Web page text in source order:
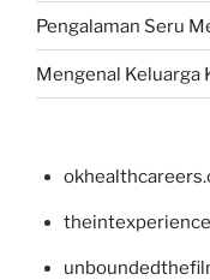
Pengalaman Seru
Mengenal Keluarga